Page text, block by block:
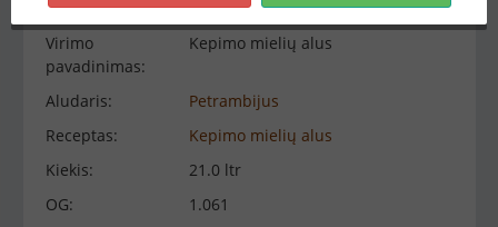
Virimo
pavadinimas:
Kepimo mielių alus
Aludaris:
Petrambijus
Receptas:
Kepimo mielių alus
Kiekis:
21.0 ltr
OG:
1.061